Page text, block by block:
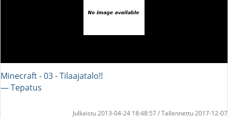
Minecraft - 03 - Tilaajatalo!!
― Tepatus
Julkaistu 2013-04-24 18:48:57 / Tallennettu 2017-12-07